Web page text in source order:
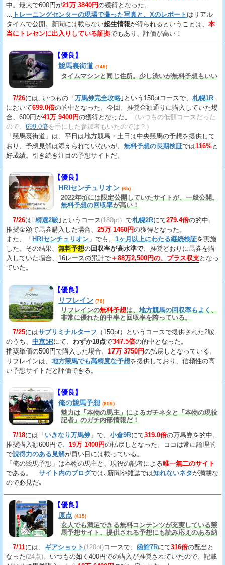
中。最大で600円が21万 3840円の獲得となった。
トレーニングセンターの現場で撮った写真と、Xのレポート はリアル
タイムで公開。新聞には載らない超生情報が得られるということは、 本
当にトレセンに出入りしている証拠でもあり、評価が高い！
【優良】
競馬裏街道 (146)
タイムマシンと同じ住所。少し渋いが無料予想もいい
7/26には, いつもの「 万馬券完全攻略 ｣という150ptコースで、 札幌1R
において699.0倍の的中となった。今回、推奨金額通りに購入していた場
合、600円が41万 9400円の獲得となった。
（いつもの低額コースだった
ので、 699.0倍を手にした参加者もいたのでは？）
「競馬裏街道」は、平日は地方競馬・土日は中央競馬の予想を提供して
おり、予想見解は添えられていないが、 無料予想の長期検証では116%と
好成績。引き続き注目の予想サイトだ。
【優良】
HRIセンチュリオン (65)
2022年頃には限定公開していたサイトが、一般公開。
無料予想の回収率が高い！
7/26は｢ 精選2鞍 ｣というコース (180pt） で札幌2Rにて279.4倍の的中。
推奨金額で馬券購入した場合、 25万 1460円の獲得となった。
また、「 HRIセンチュリオン 」でも、 1ヶ月以上にわたる継続検証を実施
した。その結果、 無料予想の回収率が高水準で、推奨どおりに馬券を購
入していた場合、 16レースの累計で ＋88万2,500円の、プラス収支となっ
ていた。
【優良】
リフレイン (78)
リフレインの無料予想は、地方競馬の回収率もよく、
非常に優れた的中率と回収率を誇っている。
7/25にはサブリミナルターフ （150pt）というコースで提供された2鞍
のうち、 中京5Rにて、 わずか18点で347.5倍の的中となった。
推奨単価の500円で購入した場合、 17万 3750円の払戻しとなっている。
リフレインは、 地方競馬でも高精度な予想を提供しており、信頼性の高
い予想サイトだと評価できる。
【優良】
俺の競馬予想 (809)
魅力は「本物の馬主」によるガチネタと「本物の現役
記者」のガチ内部情報だ！
7/18には「 いきなり万馬券 」で、 小倉9Rにて319.0倍の万馬券を的中。
推奨購入額600円で、 19万 1400円の払戻しとなった。ココは常に論理的
で説得力のある見解が買い目には載っている。
「俺の競馬予想」は本物の馬主と、現役の記者による 唯一無二のサイト
である。 サイト内のブログでは､新聞や雑誌では知れないネタが満載な
ので必見だ｡
【優良】
原点 (415)
玄人でも満足できる無料コンテンツが充実している競
馬予想サイト。提供される予想にも読み応えのある納
7/11には、 ギアショット (120pt)コースで、 函館7Rにて316倍の配当と
なった(24点)。いつもの如く400円での購入が推奨されていたので、記載